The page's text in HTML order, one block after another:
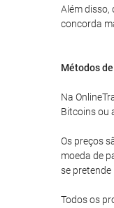
Além disso,
concorda
Métodos
Na
Bitcoins ou
Os preços
moeda de
se
Todos os